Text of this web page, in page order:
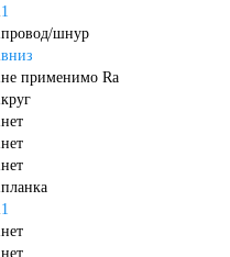
1
провод/шнур
вниз
не применимо Ra
круг
нет
нет
нет
планка
1
нет
нет